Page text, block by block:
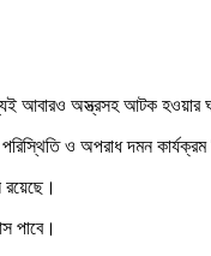
আবারও অস্ত্রসহ আটক হওয়ার
ও অপরাধ দমন
পাবে।